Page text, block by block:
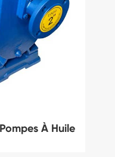
À Huile